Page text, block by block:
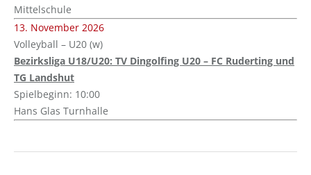
Mittelschule
13. November 2026
Volleyball – U20 (w)
Bezirksliga U18/U20: TV Dingolfing U20 – FC Ruderting und
TG Landshut
Spielbeginn: 10:00
Hans Glas Turnhalle